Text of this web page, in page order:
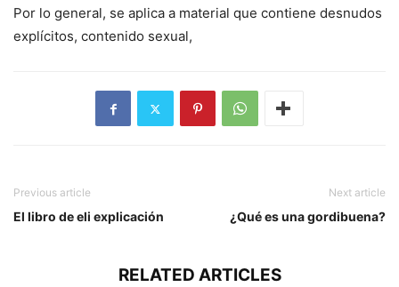
Por lo general, se aplica a material que contiene desnudos
explícitos, contenido sexual,
Previous article
El libro de eli explicación
Next article
¿Qué es una gordibuena?
RELATED ARTICLES